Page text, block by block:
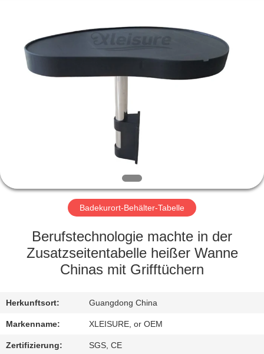
STARTSEITE
FABRIK
QUALITÄTSKONTROLLE
REFERENZEN
Badekurort-Behälter-Tabelle
Berufstechnologie machte in der
Zusatzseitentabelle heißer Wanne
Chinas mit Grifftüchern
Herkunftsort: Guangdong China
Markenname: XLEISURE, or OEM
Zertifizierung: SGS, CE